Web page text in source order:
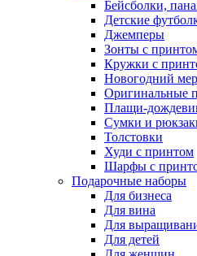
Бейсболки,
Детские
Джемперы
Зонты с
Кружки с
Новогодний
Оригинальные
Плащи-
Сумки и
Толстовки
Худи с принтом
Шарфы с
Подарочные наборы
Для бизнеса
Для вина
Для
Для детей